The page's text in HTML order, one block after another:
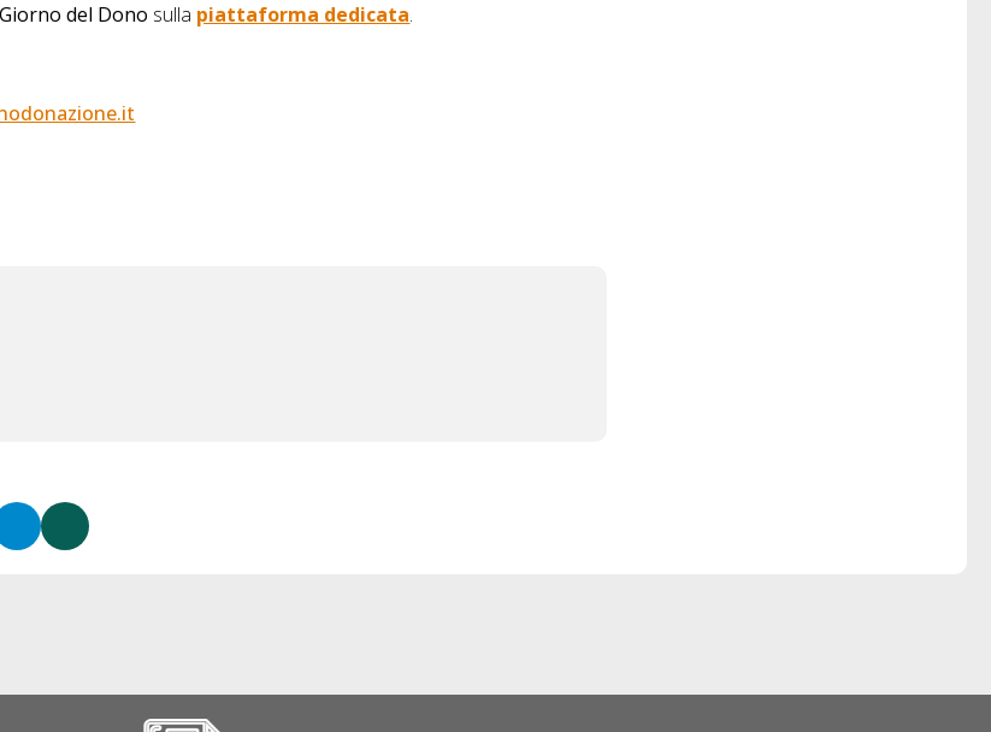
Giorno del Dono sulla piattaforma dedicata.